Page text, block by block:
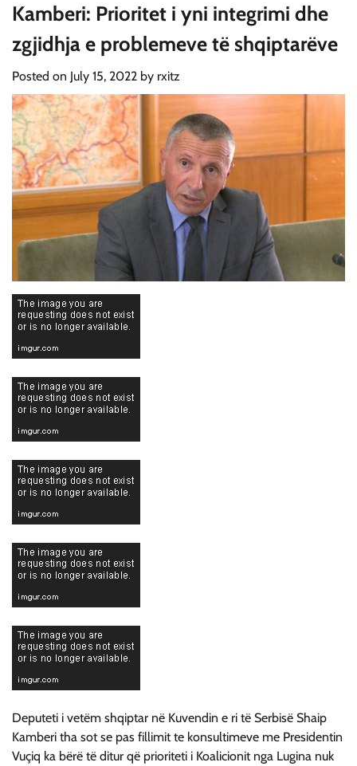
Kamberi: Prioritet i yni integrimi dhe
zgjidhja e problemeve të shqiptarëve
Posted on July 15, 2022 by rxitz
Deputeti i vetëm shqiptar në Kuvendin e ri të Serbisë Shaip
Kamberi tha sot se pas fillimit te konsultimeve me Presidentin
Vuçiq ka bërë të ditur që prioriteti i Koalicionit nga Lugina nuk